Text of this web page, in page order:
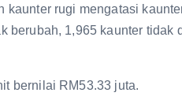
kaunter rugi mengatasi
berubah, 1,965 kaunter tidak
bernilai RM53.33 juta.